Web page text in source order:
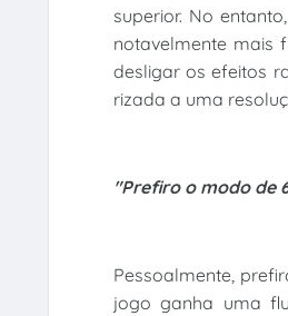
superior. No
notavelmente mais
desligar os efeitos
rizada a uma
"Prefiro o modo de
Pessoalmente,
jogo ganha uma